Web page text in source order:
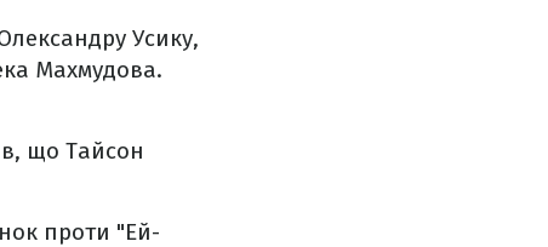
Усику,
Махмудова.
що Тайсон
проти "Ей-